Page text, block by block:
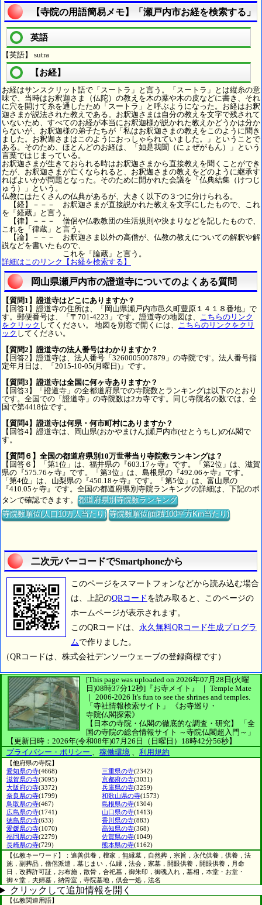
【寺院の用語簡易メモ】「瀬戸内市お経を検索する」
英語
【英語】 sutra
【お経】
お経はサンスクリット語で「スートラ」と言う。「スートラ」とは縦糸の意
味で、当時はお釈迦さま（仏陀）の教えを木の葉や木の皮などに書き、それ
に穴を開けて糸を通したため「スートラ」と呼ぶようになった。お経はお釈
迦さまが説法された教えである。お釈迦さまは自分の教えを文字で残されて
いないため、すべてのお経が本当にお釈迦様が説かれた教えかどうかは分か
らないが、お釈迦様の弟子たちが「私はお釈迦さまの教えをこのように聞き
ました。お釈迦さまはこのようにおっしゃられていました。」ということで
ある。そのため、ほとんどのお経は、「如是我聞（にょぜがもん）」という
言葉ではじまっている。
お釈迦さまが生きておられる時はお釈迦さまから直接教えを聞くことができ
たが、お釈迦さまが亡くなられると、お釈迦さまの教えをどのように継承す
ればよいかが問題となった。そのために開かれた会議を「仏典結集（けつじ
ゅう）」という。
仏教にはたくさんの仏典があるが、大きく以下の３つに分けられる。
【経】－－－ お釈迦さまが直接説かれた教えを文字にしたもので、これ
を「経蔵」と言う。
【律】－－－ 僧侶や仏教教団の生活規則や決まりなどを記したもので、
これを「律蔵」と言う。
【論】－－－ お釈迦さま以外の高僧が、仏教の教えについての解釈や解
説などを書いたもので、
これを「論蔵」と言う。
詳細はこのリンク【お経を検索する】
岡山県瀬戸内市の證道寺についてのよくある質問
【質問1】證道寺はどこにありますか？
【回答1】證道寺の住所は、「岡山県瀬戸内市邑久町豊原１４１８番地」で
す。郵便番号は、「〒701-4223」です。證道寺の地図は、 こちらのリンク
をクリック してください。 地図を別窓で開くには、 こちらのリンクをクリ
ック してください。
【質問2】證道寺の法人番号はわかりますか？
【回答2】證道寺は、法人番号「3260005007879」の寺院です。法人番号指
定年月日は、「2015-10-05(月曜日)」です。
【質問3】證道寺は全国に何ヶ寺ありますか？
【回答3】「證道寺」の全都道府県での寺院数とランキングは以下のとおり
です。全国での「證道寺」の寺院数は2カ寺です。同じ寺院名の数では、全
国で第4418位です。
【質問4】證道寺は何県・何市町村にありますか？
【回答4】證道寺は、岡山県(おかやまけん)瀬戸内市(せとうちし)の仏閣で
す。
【質問６】全国の都道府県別10万世帯当り寺院数ランキングは？
【回答６】「第1位」は、福井県の『603.17ヶ寺』です。「第2位」は、滋賀
県の『575.76ヶ寺』です。「第3位」は、島根県の『492.06ヶ寺』です。
「第4位」は、山梨県の『450.18ヶ寺』です。「第5位」は、富山県の
『410.05ヶ寺』です。全国の都道府県別寺院ランキングの詳細は、下記のボ
タンで確認できます。都道府県別寺院数ランキング
寺院数順位(人口10万人当たり) 寺院数順位(面積100平方Km当たり)
二次元バーコードでSmartphoneから
このページをスマートフォンなどから読み込む場合
は、上記のQRコード を読み取ると、このページの
ホームページが表示されます。
このQRコードは、 永久無料QRコード生成プログラ
ムで作りました。
（QRコードは、株式会社デンソーウェーブの登録商標です）
[This page was uploaded on 2026年07月28日(火曜
日)08時37分12秒] 『お寺メイト』 ｜ Temple Mate
｜ 2006-2026 It's fun to see the shrines and temples.
「寺社情報検索サイト」
《お寺巡り・
寺院仏閣探索》
【日本の寺院・仏閣の徹底的な調査・研究】
「全
国の寺院の総合情報サイト ～寺院仏閣超入門～」
【更新日時：2026年(令和08年)07月26日（日曜日）18時42分56秒】
プライバシー・ポリシー 、 稼働環境 、 利用規約
【他府県の寺院】
愛知県の寺(4668) 三重県の寺(2342)
滋賀県の寺(3095) 京都府の寺(3031)
大阪府の寺(3372) 兵庫県の寺(3259)
奈良県の寺(1799) 和歌山県の寺(1573)
鳥取県の寺(467) 島根県の寺(1304)
広島県の寺(1741) 山口県の寺(1413)
徳島県の寺(633) 香川県の寺(883)
愛媛県の寺(1070) 高知県の寺(368)
福岡県の寺(2279) 佐賀県の寺(1049)
長崎県の寺(729) 熊本県の寺(1162)
【仏教キーワード】：追善供養，檀家，無縁墓，自然葬，宗旨，永代供養，供養，法
施，副葬品，僧侶派遣，墓じまい，仏縁，法会，家墓，開眼供養，開眼供養，月命
日，改葬許可証，お布施，散骨，合祀墓，御朱印，御魂入れ，墓相，本堂・お堂・
御々堂，夫婦墓，納骨室，寺院墓地，倶会一処，法名
クリックして追加情報を開く
【仏教関連用語】